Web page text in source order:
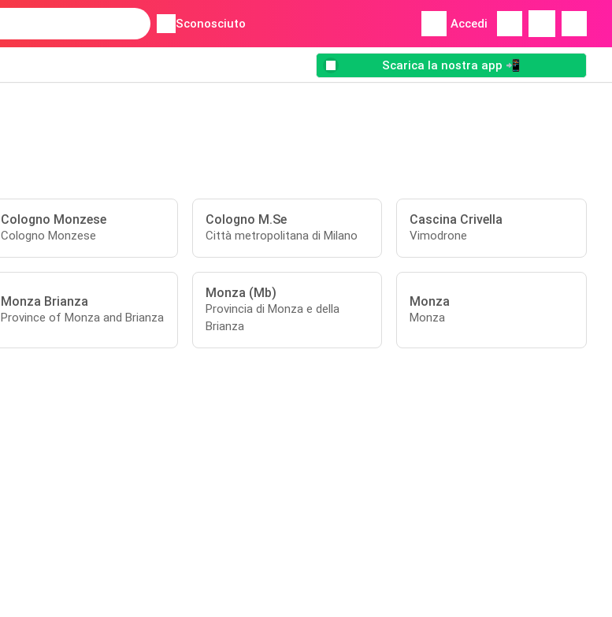
Sconosciuto Accedi
Scarica la nostra app 📲
Cologno Monzese
Cologno Monzese
Cologno M.Se
Città metropolitana di Milano
Cascina Crivella
Vimodrone
Monza Brianza
Province of Monza and Brianza
Monza (Mb)
Provincia di Monza e della
Brianza
Monza
Monza